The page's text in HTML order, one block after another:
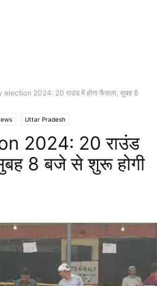
election 2024: 20 राउंड में होगा फैसला, सुबह 8
Uttar Pradesh
2024: 20 राउंड
8 बजे से शुरू होगी